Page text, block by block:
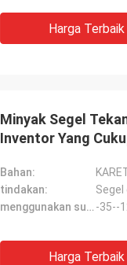
Harga Terbaik
Minyak Segel
Inventor Yang
Bahan:
tindakan:
menggunakan suhu: -35--
Harga Terbaik